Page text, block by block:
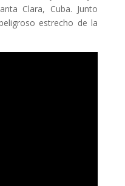
Clara, Cuba. Junto
estrecho de la